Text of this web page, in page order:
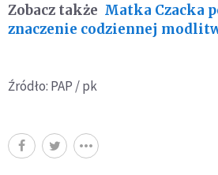
Zobacz także Matka Czacka
znaczenie codziennej
Źródło: PAP / pk